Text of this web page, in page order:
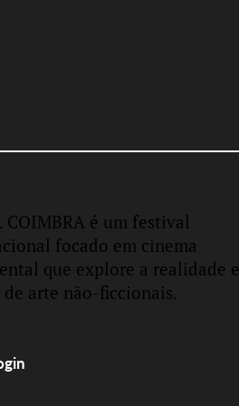
COIMBRA é um festival
focado em cinema
que explore a realidade e
de arte não-ficcionais.